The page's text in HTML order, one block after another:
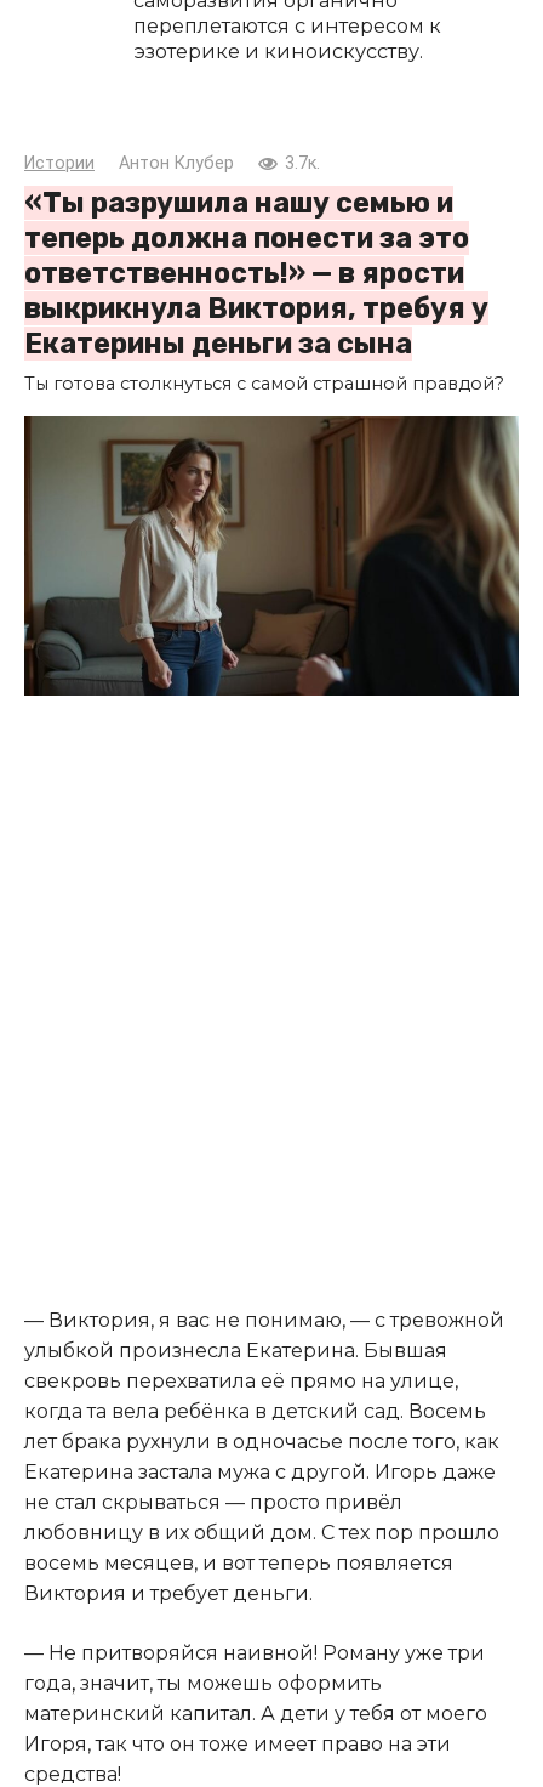
переплетаются с интересом к
эзотерике и киноискусству.
Истории Антон Клубер 3.7к.
«Ты разрушила нашу семью и
теперь должна понести за это
ответственность!» — в ярости
выкрикнула Виктория, требуя у
Екатерины деньги за сына
Ты готова столкнуться с самой страшной правдой?
— Виктория, я вас не понимаю, — с тревожной
улыбкой произнесла Екатерина. Бывшая
свекровь перехватила её прямо на улице,
когда та вела ребёнка в детский сад. Восемь
лет брака рухнули в одночасье после того, как
Екатерина застала мужа с другой. Игорь даже
не стал скрываться — просто привёл
любовницу в их общий дом. С тех пор прошло
восемь месяцев, и вот теперь появляется
Виктория и требует деньги.
— Не притворяйся наивной! Роману уже три
года, значит, ты можешь оформить
материнский капитал. А дети у тебя от моего
Игоря, так что он тоже имеет право на эти
средства!